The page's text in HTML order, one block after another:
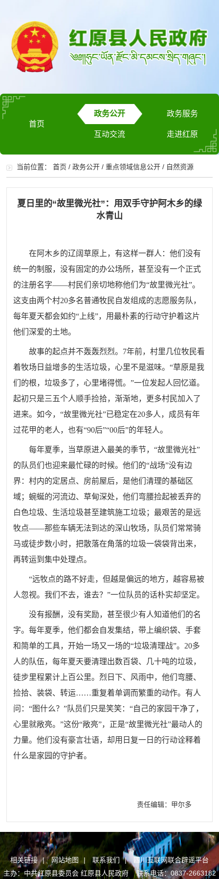
首页
政务公开 政务服务
互动交流 走进红原
当前位置：首页 /政务公开 /重点领域信息公开 / 自然资源
夏日里的“故里微光社”：用双手守护阿木乡的绿
水青山
在阿木乡的辽阔草原上，有这样一群人：他们没有
统一的制服，没有固定的办公场所，甚至没有一个正式
的注册名字——村民们亲切地称他们为“故里微光社”。
这支由两个村20多名普通牧民自发组成的志愿服务队，
每年夏天都会如约“上线”，用最朴素的行动守护着这片
他们深爱的土地。
故事的起点并不轰轰烈烈。7年前，村里几位牧民看
着牧场日益增多的生活垃圾，心里不是滋味。“草原是我
们的根，垃圾多了，心里堵得慌。”一位发起人回忆道。
起初只是三五个人顺手捡拾，渐渐地，更多村民加入了
进来。如今，“故里微光社”已稳定在20多人，成员有年
过花甲的老人，也有“90后”“00后”的年轻人。
每年夏季，当草原进入最美的季节，“故里微光社”
的队员们也迎来最忙碌的时候。他们的“战场”没有边
界：村内的定居点、房前屋后，是他们清理的基础区
域；蜿蜒的河流边、草甸深处，他们弯腰捡起被丢弃的
白色垃圾、生活垃圾甚至建筑施工垃圾；最艰苦的是远
牧点——那些车辆无法到达的深山牧场，队员们常常骑
马或徒步数小时，把散落在角落的垃圾一袋袋背出来，
再转运到集中处理点。
“远牧点的路不好走，但越是偏远的地方，越容易被
人忽视。我们不去，谁去？”一位队员的话朴实却坚定。
没有报酬，没有奖励，甚至很少有人知道他们的名
字。每年夏季，他们都会自发集结，带上编织袋、手套
和简单的工具，开始一场又一场的“垃圾清理战”。20多
人的队伍，每年夏天要清理出数百袋、几十吨的垃圾，
徒步里程累计上百公里。烈日下、风雨中，他们弯腰、
捡拾、装袋、转运……重复着单调而繁重的动作。有人
问：“图什么？”队员们只是笑笑：“自己的家园干净了，
心里就敞亮。”这份“敞亮”，正是“故里微光社”最动人的
力量。他们没有豪言壮语，却用日复一日的行动诠释着
什么是家园的守护者。
责任编辑：甲尔多
相关链接 | 网站地图 | 联系我们 |
四川互联网联合辟谣平台
主办：中共红原县委员会 红原县人民政府 联系电话：0837-2663182